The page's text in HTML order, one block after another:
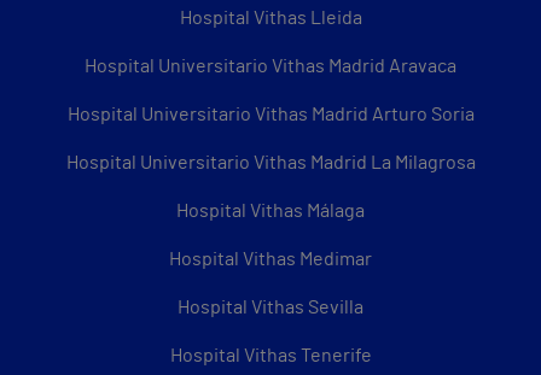
Hospital Vithas Lleida
Hospital Universitario Vithas Madrid Aravaca
Hospital Universitario Vithas Madrid Arturo Soria
Hospital Universitario Vithas Madrid La Milagrosa
Hospital Vithas Málaga
Hospital Vithas Medimar
Hospital Vithas Sevilla
Hospital Vithas Tenerife